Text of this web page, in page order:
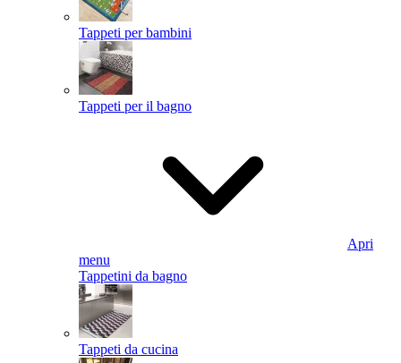
Tappeti per bambini
Tappeti per il bagno
Apri
menu
Tappetini da bagno
Tappeti da cucina